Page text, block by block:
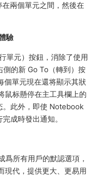
兩個單元之間，然後在
驗
單元）按鈕，消除了使用
的新 Go To（轉到）按
個單元現在還将顯示其狀
鼠标懸停在主工具欄上的
。此外，即使 Notebook
成時發出通知。
所有用戶的默認選項，
現代，提供更大、更易用